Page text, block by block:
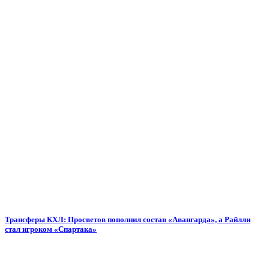
Трансферы КХЛ: Просветов пополнил состав «Авангарда», а Райлли
стал игроком «Спартака»